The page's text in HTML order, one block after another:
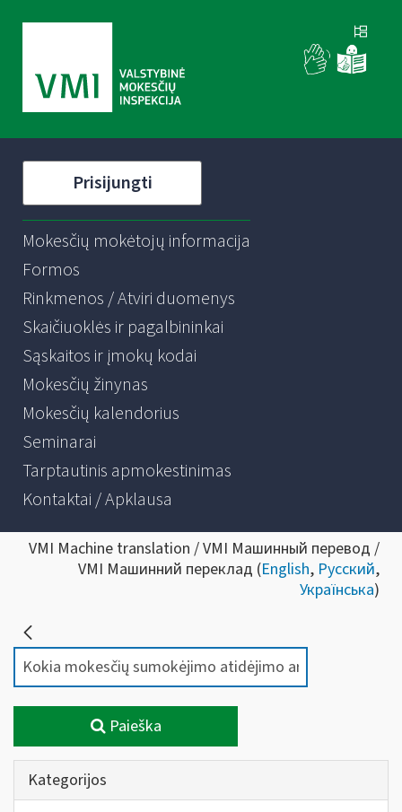
Prisijungti
Mokesčių mokėtojų informacija
Formos
Rinkmenos / Atviri duomenys
Skaičiuoklės ir pagalbininkai
Sąskaitos ir įmokų kodai
Mokesčių žinynas
Mokesčių kalendorius
Seminarai
Tarptautinis apmokestinimas
Kontaktai / Apklausa
VMI Machine translation / VMI Машинный перевод /
VMI Машинний переклад (English, Русский,
Українська)
Paieška
Kategorijos